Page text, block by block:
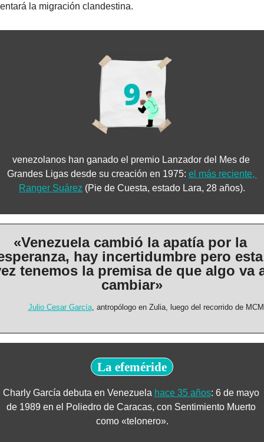
la migración clandestina.
venezolanos han ganado el premio Lanzador del Mes de
Grandes Ligas desde su creación en 1975: el más reciente,
Ranger Suárez (Pie de Cuesta, estado Lara, 28 años).
«Venezuela cambió la apatía por la
hay incertidumbre pero esta
tenemos la premisa de que algo va
cambiar»
Julio Cesar García, antropólogo en Zulia, luego del recorrido de
La efeméride
Charly García debuta en Venezuela hace 35 años: 6 de mayo
de 1989 en el Poliedro de Caracas, con Sentimiento Muerto
como «telonero».